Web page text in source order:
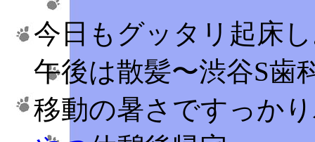
今日もグッタリ起床
午後は散髪〜渋谷S歯
移動の暑さですっか